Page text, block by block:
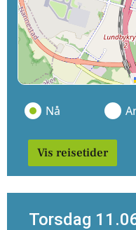
Nå
Vis reisetider
Torsdag